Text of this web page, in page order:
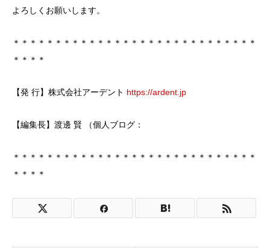
よろしくお願いします。
＊＊＊＊＊＊＊＊＊＊＊＊＊＊＊＊＊＊＊＊＊＊＊＊＊＊＊＊＊
＊＊＊＊
【発 行】株式会社アーデント https://ardent.jp
【編集長】渡邊 賢 （個人ブログ：
＊＊＊＊＊＊＊＊＊＊＊＊＊＊＊＊＊＊＊＊＊＊＊＊＊＊＊＊＊
＊＊＊＊